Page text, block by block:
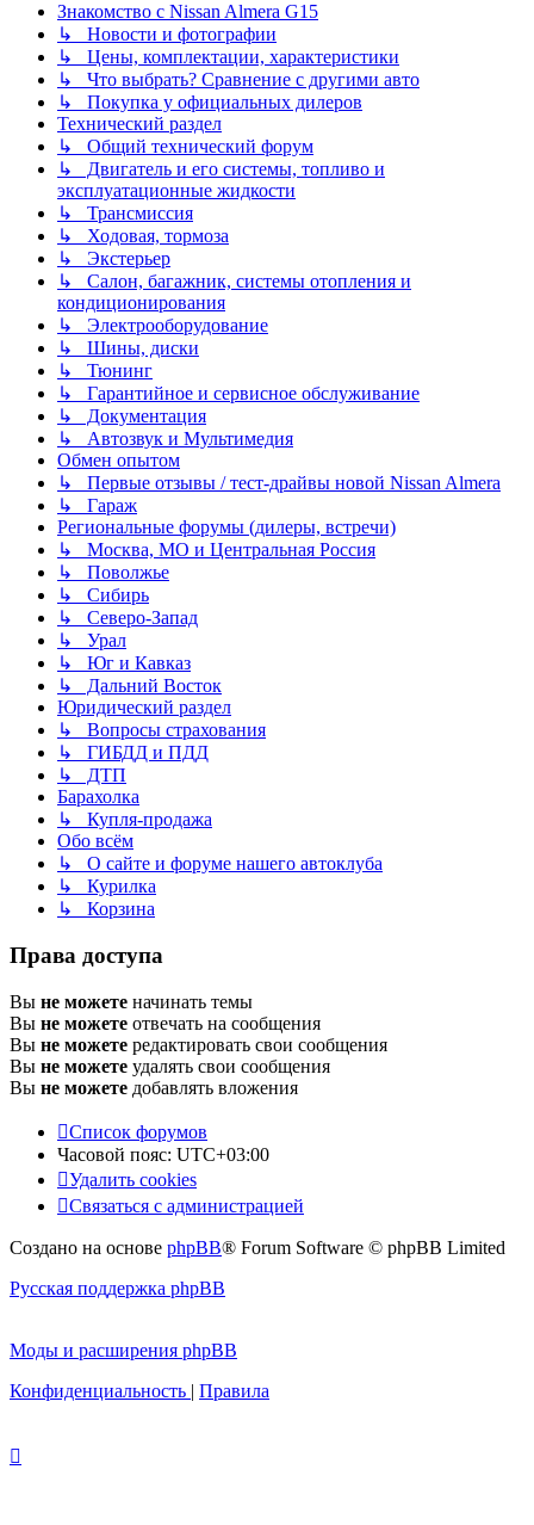
Знакомство с Nissan Almera G15
↳ Новости и фотографии
↳ Цены, комплектации, характеристики
↳ Что выбрать? Сравнение с другими авто
↳ Покупка у официальных дилеров
Технический раздел
↳ Общий технический форум
↳ Двигатель и его системы, топливо и
эксплуатационные жидкости
↳ Трансмиссия
↳ Ходовая, тормоза
↳ Экстерьер
↳ Салон, багажник, системы отопления и
кондиционирования
↳ Электрооборудование
↳ Шины, диски
↳ Тюнинг
↳ Гарантийное и сервисное обслуживание
↳ Документация
↳ Автозвук и Мультимедия
Обмен опытом
↳ Первые отзывы / тест-драйвы новой Nissan Almera
↳ Гараж
Региональные форумы (дилеры, встречи)
↳ Москва, МО и Центральная Россия
↳ Поволжье
↳ Сибирь
↳ Северо-Запад
↳ Урал
↳ Юг и Кавказ
↳ Дальний Восток
Юридический раздел
↳ Вопросы страхования
↳ ГИБДД и ПДД
↳ ДТП
Барахолка
↳ Купля-продажа
Обо всём
↳ О сайте и форуме нашего автоклуба
↳ Курилка
↳ Корзина
Права доступа
Вы не можете начинать темы
Вы не можете отвечать на сообщения
Вы не можете редактировать свои сообщения
Вы не можете удалять свои сообщения
Вы не можете добавлять вложения
Список форумов
Часовой пояс: UTC+03:00
Удалить cookies
Связаться с администрацией
Создано на основе phpBB® Forum Software © phpBB Limited
Русская поддержка phpBB
Моды и расширения phpBB
Конфиденциальность | Правила